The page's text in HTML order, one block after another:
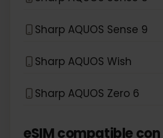
Sharp AQUOS Sense 9
Sharp AQUOS Wish
Sharp AQUOS Zero 6
eSIM compatible con